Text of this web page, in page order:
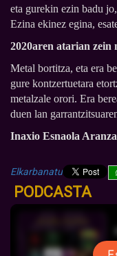
eta gurekin ezin badu
Ezina ekinez egina,
2020aren atarian zein
Metal bortitza, eta era
gure kontzertuetara
metalzale orori. Era
duen lan
Inaxio Esnaola
Elkarbanatu
PODCASTA